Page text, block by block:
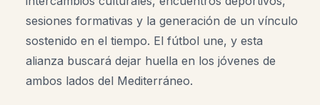
sesiones formativas y la generación de un vínculo
sostenido en el tiempo. El fútbol une, y esta
alianza buscará dejar huella en los jóvenes de
ambos lados del Mediterráneo.